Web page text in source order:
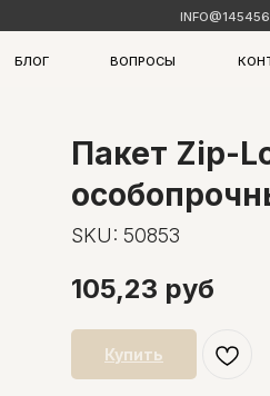
ВОПРОСЫ КОНТАКТЫ
+375 (29)
INFO@1454569.BY
Пакет Zip-
SKU: 50853
105,23 руб
Купить